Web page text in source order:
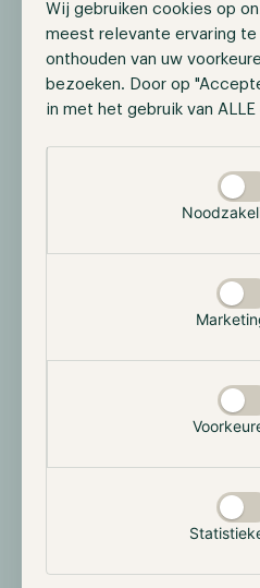
Wij gebruiken cookies op
meest relevante ervaring
onthouden van uw
bezoeken. Door op
in met het gebruik van
funding rate opportunities
spreads tussen spot en
verschillen tussen
tijdelijke mispricings in
juist toe. Denk aan de
koersen lagen daar soms
snel, anderen langzamer.
zijn ingericht, kan dat een
De waarde van high-